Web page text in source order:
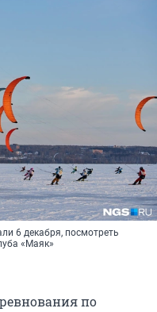
6 декабря, посмотреть
«Маяк»
по